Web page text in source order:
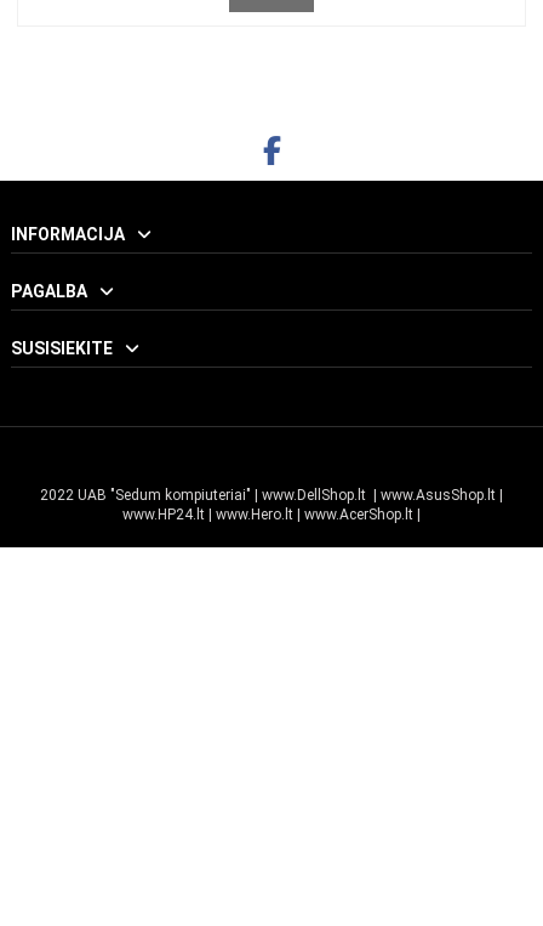
RODYTI
INFORMACIJA
PAGALBA
SUSISIEKITE
2022 UAB "Sedum kompiuteriai" |www.DellShop.lt|www.AsusShop.lt